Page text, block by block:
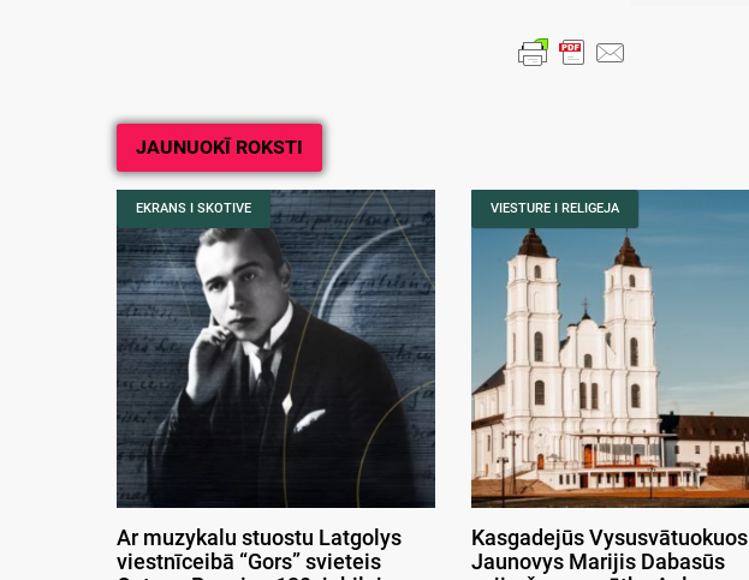
JAUNUOKĪ ROKSTI
EKRANS I SKOTIVE
Ar muzykalu stuostu Latgolys
viestnīceibā “Gors” svieteis
VIESTURE I RELIGEJA
Kasgadejūs Vysusvātuokuos
Jaunovys Marijis Dabasūs